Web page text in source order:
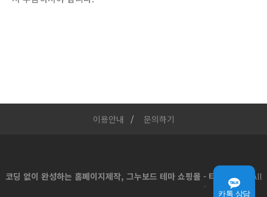
카톡 상담
이용안내 문의하기
코딩 없이 완성하는 홈페이지제작, 그누보드 테마 쇼핑몰 - 티로그몰 All